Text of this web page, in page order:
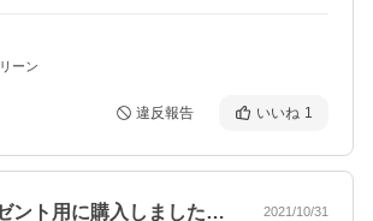
ーン
違反報告 いいね 1
友達へのプレゼント用に購入しました。公… 2021/10/31